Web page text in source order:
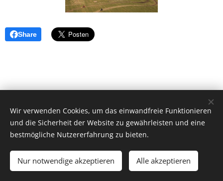
Share
Ballerrosso UG (haftungsbeschränkt), 85253
Kleinberghofen, +49(0)17697678427 zw.18-20 Uhr
Motorradreiseveranstalter
Cookies
Wir verwenden Cookies, um das einwandfreie Funktionieren
und die Sicherheit der Website zu gewährleisten und eine
bestmögliche Nutzererfahrung zu bieten.
Nur notwendige akzeptieren Alle akzeptieren